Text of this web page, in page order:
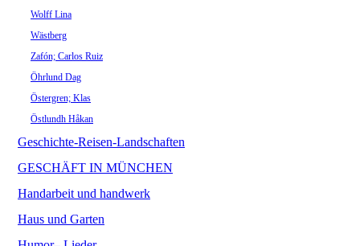
Wolff Lina
Wästberg
Zafón; Carlos Ruiz
Öhrlund Dag
Östergren; Klas
Östlundh Håkan
Geschichte-Reisen-Landschaften
GESCHÄFT IN MÜNCHEN
Handarbeit und handwerk
Haus und Garten